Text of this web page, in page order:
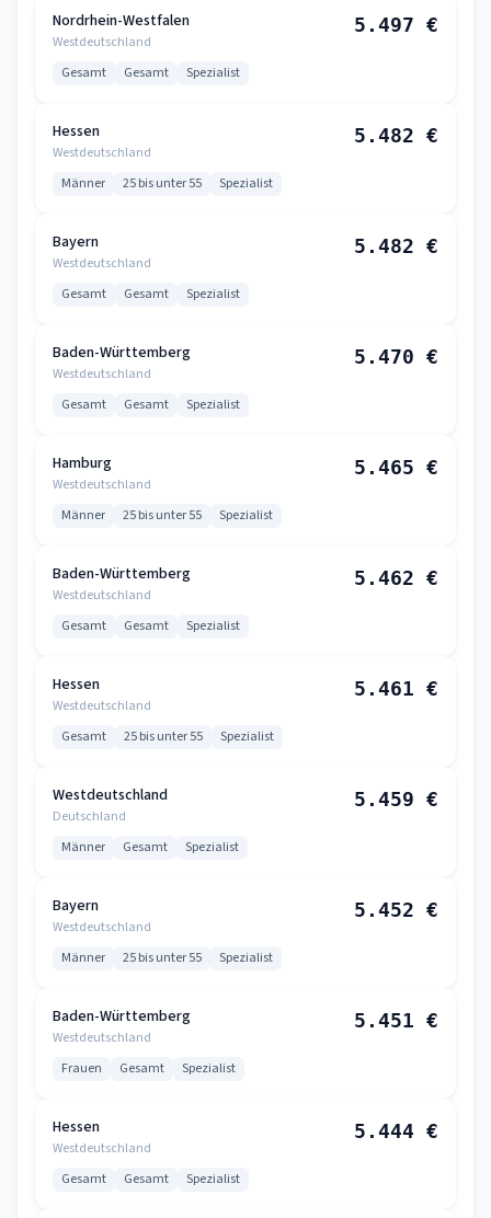
Nordrhein-Westfalen
Westdeutschland
5.497 €
Gesamt Gesamt Spezialist
Hessen
Westdeutschland
5.482 €
Männer 25 bis unter 55 Spezialist
Bayern
Westdeutschland
5.482 €
Gesamt Gesamt Spezialist
Baden-Württemberg
Westdeutschland
5.470 €
Gesamt Gesamt Spezialist
Hamburg
Westdeutschland
5.465 €
Männer 25 bis unter 55 Spezialist
Baden-Württemberg
Westdeutschland
5.462 €
Gesamt Gesamt Spezialist
Hessen
Westdeutschland
5.461 €
Gesamt 25 bis unter 55 Spezialist
Westdeutschland
Deutschland
5.459 €
Männer Gesamt Spezialist
Bayern
Westdeutschland
5.452 €
Männer 25 bis unter 55 Spezialist
Baden-Württemberg
Westdeutschland
5.451 €
Frauen Gesamt Spezialist
Hessen
Westdeutschland
5.444 €
Gesamt Gesamt Spezialist